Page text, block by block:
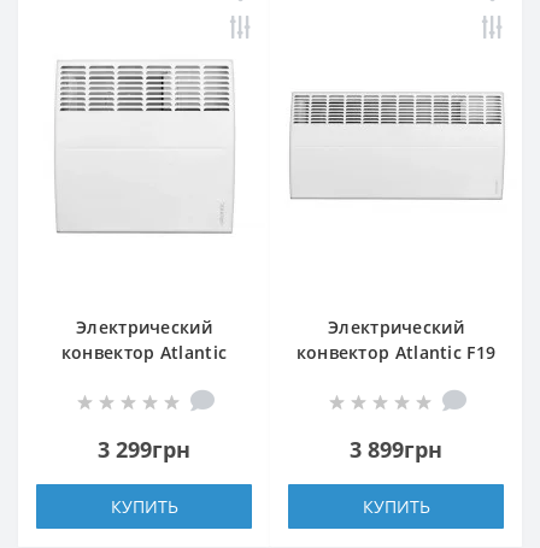
Электрический
конвектор Atlantic
1000W
3 299грн
КУПИТЬ
Электрический
конвектор Atlantic F19
2500W
3 899грн
КУПИТЬ